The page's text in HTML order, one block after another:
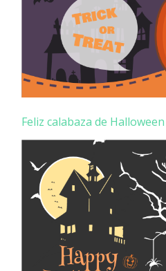
Feliz calabaza de